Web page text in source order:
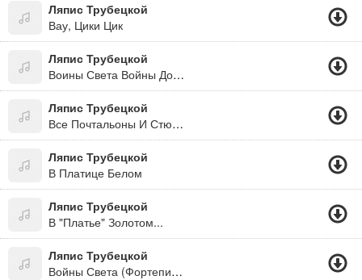
Ляпис Трубецкой
Вау, Цики Цик
Ляпис Трубецкой
Воины Света Войны Добра
Ляпис Трубецкой
Все Почтальоны И Стюардессы...
Ляпис Трубецкой
В Платице Белом
Ляпис Трубецкой
В "Платье" Золотом...
Ляпис Трубецкой
Войны Света (Фортепиано)